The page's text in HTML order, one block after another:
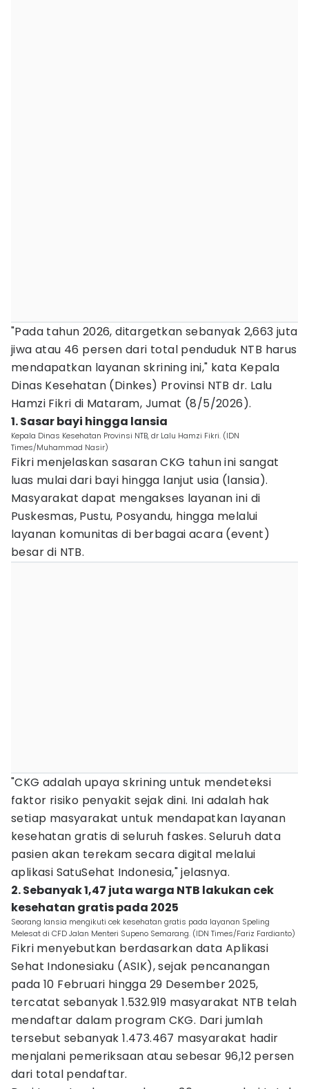
"Pada tahun 2026, ditargetkan sebanyak 2,663 juta
jiwa atau 46 persen dari total penduduk NTB harus
mendapatkan layanan skrining ini," kata Kepala
Dinas Kesehatan (Dinkes) Provinsi NTB dr. Lalu
Hamzi Fikri di Mataram, Jumat (8/5/2026).
1. Sasar bayi hingga lansia
Kepala Dinas Kesehatan Provinsi NTB, dr Lalu Hamzi Fikri. (IDN
Times/Muhammad Nasir)
Fikri menjelaskan sasaran CKG tahun ini sangat
luas mulai dari bayi hingga lanjut usia (lansia).
Masyarakat dapat mengakses layanan ini di
Puskesmas, Pustu, Posyandu, hingga melalui
layanan komunitas di berbagai acara (event)
besar di NTB.
"CKG adalah upaya skrining untuk mendeteksi
faktor risiko penyakit sejak dini. Ini adalah hak
setiap masyarakat untuk mendapatkan layanan
kesehatan gratis di seluruh faskes. Seluruh data
pasien akan terekam secara digital melalui
aplikasi SatuSehat Indonesia," jelasnya.
2. Sebanyak 1,47 juta warga NTB lakukan cek
kesehatan gratis pada 2025
Seorang lansia mengikuti cek kesehatan gratis pada layanan Speling
Melesat di CFD Jalan Menteri Supeno Semarang. (IDN Times/Fariz Fardianto)
Fikri menyebutkan berdasarkan data Aplikasi
Sehat Indonesiaku (ASIK), sejak pencanangan
pada 10 Februari hingga 29 Desember 2025,
tercatat sebanyak 1.532.919 masyarakat NTB telah
mendaftar dalam program CKG. Dari jumlah
tersebut sebanyak 1.473.467 masyarakat hadir
menjalani pemeriksaan atau sebesar 96,12 persen
dari total pendaftar.